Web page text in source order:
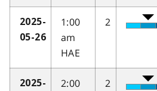
2025-
05-26
1:00
am
HAE
2
2025-
2:00
2